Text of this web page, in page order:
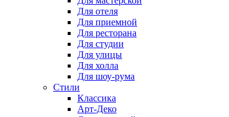
Для отеля
Для приемной
Для ресторана
Для студии
Для улицы
Для холла
Для шоу-рума
Стили
Классика
Арт-Деко